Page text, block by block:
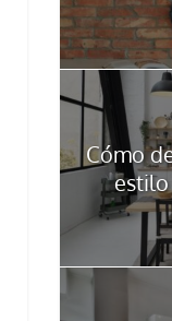
Cómo